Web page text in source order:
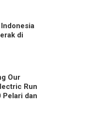
di
Our
Run
Pelari dan